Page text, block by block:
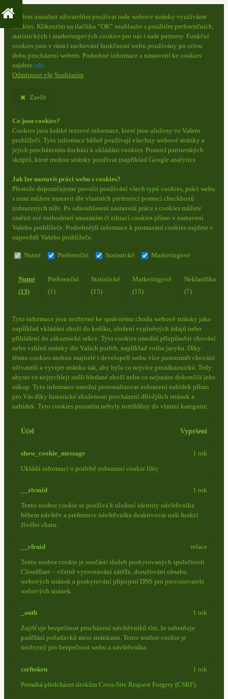
S cílem usnadnit uživatelům používat naše webové stránky využíváme
cookies. Kliknutím na tlačítko “OK” souhlasíte s použitím preferenčních,
statistických i marketingových cookies pro nás i naše partnery. Funkční
cookies jsou v rámci zachování funkčnosti webu používány po celou
dobu procházení webem. Podrobné informace a nastavení ke cookies
najdete zde.
Odmítnout vše Souhlasím
Zavřít
Co jsou cookies?
Cookies jsou krátké textové informace, které jsou uloženy ve Vašem
prohlížeči. Tyto informace běžně používají všechny webové stránky a
jejich procházením dochází k ukládání cookies. Pomocí partnerských
skriptů, které mohou stránky používat (například Google analytics
Jak lze nastavit práci webu s cookies?
Přestože doporučujeme povolit používání všech typů cookies, práci webu
s nimi můžete nastavit dle vlastních preferencí pomocí checkboxů
zobrazených níže. Po odsouhlasení nastavení práce s cookies můžete
změnit své rozhodnutí smazáním či editací cookies přímo v nastavení
Vašeho prohlížeče. Podrobnější informace k promazání cookies najdete v
nápovědě Vašeho prohlížeče.
Nutné Preferenční Statistické Marketingové
Nutné
(13)
Preferenční
(1)
Statistické
(15)
Marketingové
(15)
(7)
Tyto informace jsou nezbytné ke správnému chodu webové stránky jako
například vkládání zboží do košíku, uložení vyplněných údajů nebo
přihlášení do zákaznické sekce. Tyto cookies umožní přizpůsobit chování
nebo vzhled stránky dle Vašich potřeb, například volba jazyka. Díky
těmto cookies mohou majitelé i developeři webu více porozumět chování
uživatelů a vyvijet stránku tak, aby byla co nejvíce prozákaznická. Tedy
abyste co nejrychleji našli hledané zboží nebo co nejsnáze dokončili jeho
nákup. Tyto informace umožní personalizovat zobrazení nabídek přímo
pro Vás díky historické zkušenosti procházení dřívějších stránek a
nabídek. Tyto cookies prozatím nebyly roztříděny do vlastní kategorie.
Účel Vypršení
show_cookie_message
Ukládá informaci o potřebě zobrazení cookie lišty
1 rok
__zlcmid
Tento soubor cookie se používá k uložení identity návštěvníka
během návštěv a preference návštěvníka deaktivovat naši funkci
živého chatu.
1 rok
__cfruid
Tento soubor cookie je součástí služeb poskytovaných společností
Cloudflare – včetně vyrovnávání zátěže, doručování obsahu
webových stránek a poskytování připojení DNS pro provozovatele
webových stránek.
relace
_auth
Zajišťuje bezpečnost procházení návštěvníků tím, že zabraňuje
padělání požadavků mezi stránkami. Tento soubor cookie je
nezbytný pro bezpečnost webu a návštěvníka.
1 rok
csrftoken
Pomáhá předcházet útokům Cross-Site Request Forgery (CSRF).
1 rok